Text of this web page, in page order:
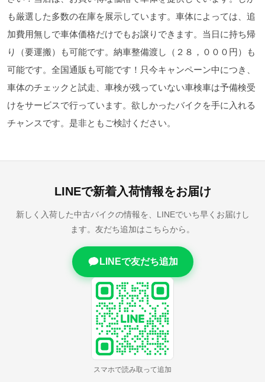
も厳選した多数の在庫を展示しています。車体によっては、追
加費用無しで車体価格だけでもお譲りできます。当日に持ち帰
り（要運搬）も可能です。納車整備渡し（２８，０００円）も
可能です。全国通販も可能です！只今キャンペーン中につき、
車体のチェックと試走、車検が残っていない車検車は予備検受
けをサービスで行っています。欲しかったバイクを手に入れる
チャンスです。是非ともご検討ください。
LINEで新着入荷情報をお届け
新しく入荷した中古バイクの情報を、LINEでいち早くお届けし
ます。友だち追加はこちらから。
LINEで友だち追加
スマホで読み取って追加